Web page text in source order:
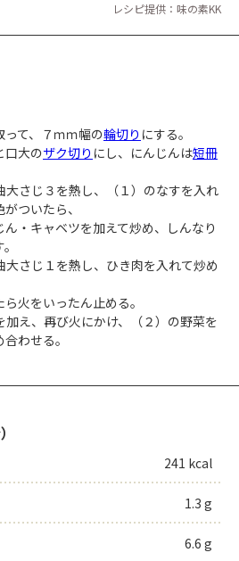
レシピ提供：味の素KK
て、７ｍｍ幅の輪切り にする。
口大のザク切り にし、にんじんは短冊
大さじ３を熱し、（１）のなすを入れ
ついたら、
ん・キャベツを加えて炒め、しんなり
大さじ１を熱し、ひき肉を入れて炒め
火をいったん止める。
加え、再び火にかけ、（２）の野菜を
わせる。
241 kcal
1.3 g
6.6 g